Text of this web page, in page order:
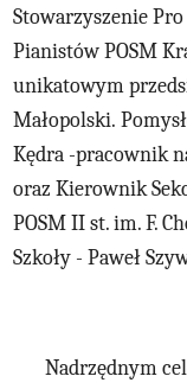
Stowarzyszenie
Pianistów POSM
unikatowym
Małopolski.
Kędra -pracownik
oraz Kierownik
POSM II st. im. F.
Szkoły - Paweł
Nadrzędnym